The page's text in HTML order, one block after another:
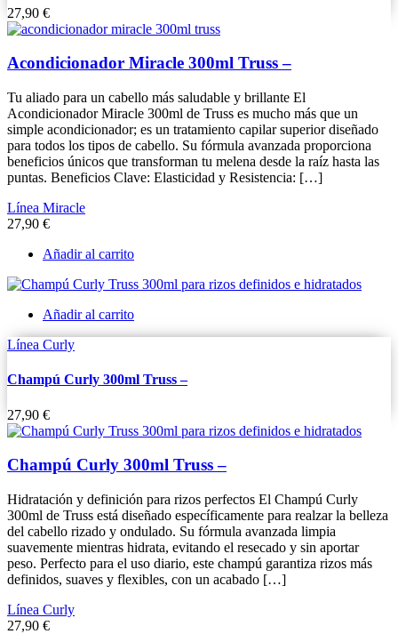
27,90 €
Acondicionador Miracle 300ml Truss –
Tu aliado para un cabello más saludable y brillante El
Acondicionador Miracle 300ml de Truss es mucho más que un
simple acondicionador; es un tratamiento capilar superior diseñado
para todos los tipos de cabello. Su fórmula avanzada proporciona
beneficios únicos que transforman tu melena desde la raíz hasta las
puntas. Beneficios Clave: Elasticidad y Resistencia: […]
Línea Miracle
27,90 €
Añadir al carrito
Añadir al carrito
Línea Curly
Champú Curly 300ml Truss –
27,90 €
Champú Curly 300ml Truss –
Hidratación y definición para rizos perfectos El Champú Curly
300ml de Truss está diseñado específicamente para realzar la belleza
del cabello rizado y ondulado. Su fórmula avanzada limpia
suavemente mientras hidrata, evitando el resecado y sin aportar
peso. Perfecto para el uso diario, este champú garantiza rizos más
definidos, suaves y flexibles, con un acabado […]
Línea Curly
27,90 €